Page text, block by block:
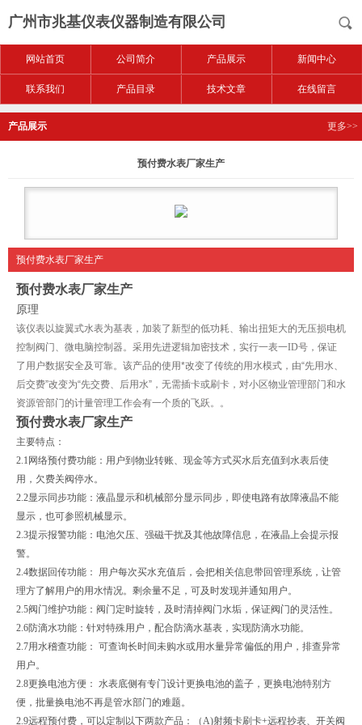
广州市兆基仪表仪器制造有限公司
网站首页 公司简介 产品展示 新闻中心
联系我们 产品目录 技术文章 在线留言
产品展示 更多>>
预付费水表厂家生产
预付费水表厂家生产
预付费水表厂家生产
原理
该仪表以旋翼式水表为基表，加装了新型的低功耗、输出扭矩大的无压损电机
控制阀门、微电脑控制器。采用先进逻辑加密技术，实行一表一ID号，保证
了用户数据安全及可靠。该产品的使用*改变了传统的用水模式，由“先用水、
后交费”改变为“先交费、后用水”，无需插卡或刷卡，对小区物业管理部门和水
资源管部门的计量管理工作会有一个质的飞跃。。
预付费水表厂家生产
主要特点：
2.1 网络预付费功能：用户到物业转账、现金等方式买水后充值到水表后使
用，欠费关阀停水。
2.2显示同步功能：液晶显示和机械部分显示同步，即使电路有故障液晶不能
显示，也可参照机械显示。
2.3提示报警功能：电池欠压、强磁干扰及其他故障信息，在液晶上会提示报
警。
2.4数据回传功能：
用户每次买水充值后，会把相关信息带回管理系统，让管
理方了解用户的用水情况。剩余量不足，可及时发现并通知用户。
2.5阀门维护功能：阀门定时旋转，及时清掉阀门水垢，保证阀门的灵活性。
2.6防滴水功能：针对特殊用户，配合防滴水基表，实现防滴水功能。
2.7用水稽查功能： 可查询长时间未购水或用水量异常偏低的用户，排查异常
用户。
2.8更换电池方便： 水表底侧有专门设计更换电池的盖子，更换电池特别方
便，批量换电池不再是管水部门的难题。
2.9远程预付费，可以定制以下两款产品：（ A)射频卡刷卡+远程抄表、开关阀